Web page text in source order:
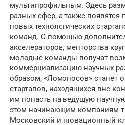
мультипрофильным. Здесь
разных сфер, а также появятся
новых технологических
команд. С помощью
акселераторов, менторства
молодые команды получат
коммерциализацию научных
образом, «Ломоносов» станет
стартапов, находящихся вне
им попасть на ведущую
этом начинающим компаниям
Московский инновационный